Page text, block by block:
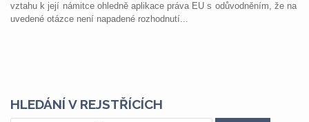
vztahu k její námitce ohledně aplikace práva EU s odůvodněním, že na
uvedené otázce není napadené rozhodnutí...
HLEDÁNÍ V REJSTŘÍCÍCH